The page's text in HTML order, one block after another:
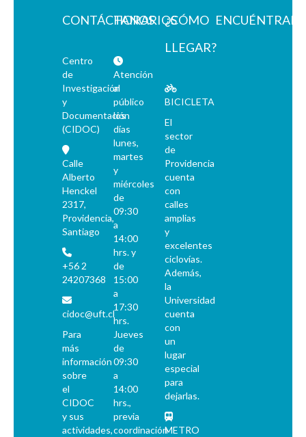
CONTÁCTANOS
Centro
de
Investigación
y
Documentación
(CIDOC)
Calle
Alberto
Henckel
2317,
Providencia,
Santiago
+56 2
24207368
cidoc@uft.cl
Para
más
información
sobre
el
CIDOC
y sus
actividades,
HORARIOS
Atención
al
público
los
días
lunes,
martes
y
miércoles
de
09:30
a
14:00
hrs. y
de
15:00
a
17:30
hrs.
Jueves
de
09:30
a
14:00
hrs.,
previa
coordinación
¿CÓMO
LLEGAR?
BICICLETA
El
sector
de
Providencia
cuenta
con
calles
amplias
y
excelentes
ciclovías.
Además,
la
Universidad
cuenta
con
un
lugar
especial
para
dejarlas.
METRO